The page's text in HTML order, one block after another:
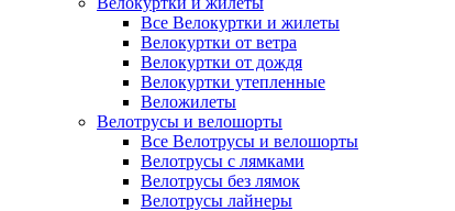
Все Велокуртки и жилеты
Велокуртки от ветра
Велокуртки от дождя
Велокуртки утепленные
Веложилеты
Велотрусы и велошорты
Все Велотрусы и велошорты
Велотрусы с лямками
Велотрусы без лямок
Велотрусы лайнеры